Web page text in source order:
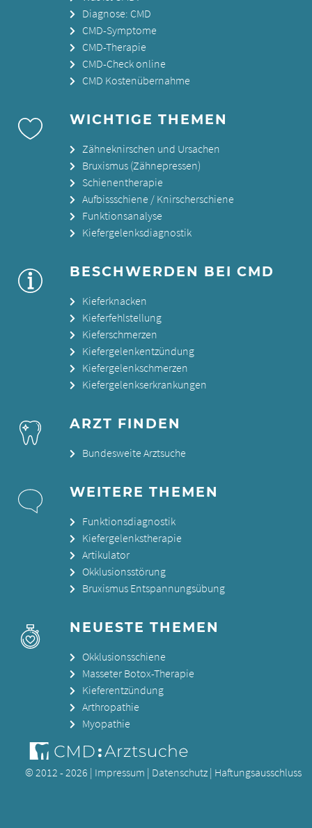
Diagnose: CMD
CMD-Symptome
CMD-Therapie
CMD-Check online
CMD Kostenübernahme
WICHTIGE THEMEN
Zähneknirschen und Ursachen
Bruxismus (Zähnepressen)
Schienentherapie
Aufbissschiene / Knirscherschiene
Funktionsanalyse
Kiefergelenksdiagnostik
BESCHWERDEN BEI CMD
Kieferknacken
Kieferfehlstellung
Kieferschmerzen
Kiefergelenkentzündung
Kiefergelenkschmerzen
Kiefergelenkserkrankungen
ARZT FINDEN
Bundesweite Arztsuche
WEITERE THEMEN
Funktionsdiagnostik
Kiefergelenkstherapie
Artikulator
Okklusionsstörung
Bruxismus Entspannungsübung
NEUESTE THEMEN
Okklusionsschiene
Masseter Botox-Therapie
Kieferentzündung
Arthropathie
Myopathie
© 2012 - 2026 | Impressum | Datenschutz | Haftungsausschluss